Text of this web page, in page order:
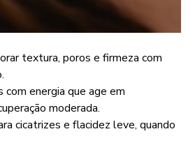
textura, poros e firmeza com
com energia que age em
moderada.
cicatrizes e flacidez leve, quando